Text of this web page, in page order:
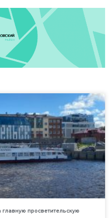
просветительскую